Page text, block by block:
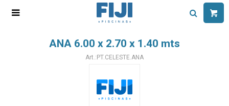

ANA 6.00 x 2.70 x 1.40 mts
PT.CELESTE.ANA